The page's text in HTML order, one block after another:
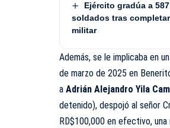
Ejército gradúa a
soldados tras
militar
Además, se le implicaba en
de marzo de 2025 en
a Adrián Alejandro Yila
detenido), despojó al señor
RD$100,000 en efectivo,